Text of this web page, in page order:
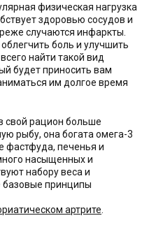
физическая нагрузка
здоровью сосудов и
случаются инфаркты.
боль и улучшить
найти такой вид
будет приносить вам
им долгое время
свой рацион больше
рыбу, она богата омега-3
фастфуда, печенья и
насыщенных и
набору веса и
принципы
артрите